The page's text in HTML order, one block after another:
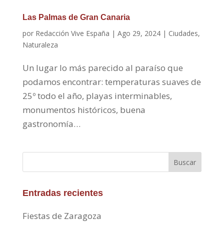
Las Palmas de Gran Canaria
por Redacción Vive España | Ago 29, 2024| Ciudades,
Naturaleza
Un lugar lo más parecido al paraíso que
podamos encontrar: temperaturas suaves de
25º todo el año, playas interminables,
monumentos históricos, buena
gastronomía…
Buscar
Entradas recientes
Fiestas de Zaragoza